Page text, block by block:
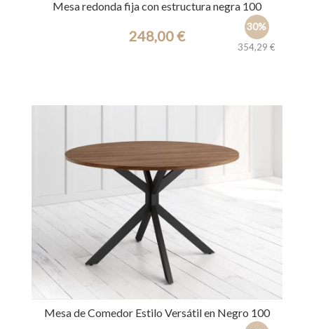
Mesa redonda fija con estructura negra 100
30%
354,29 €
248,00 €
Mesa de Comedor Estilo Versátil en Negro 100